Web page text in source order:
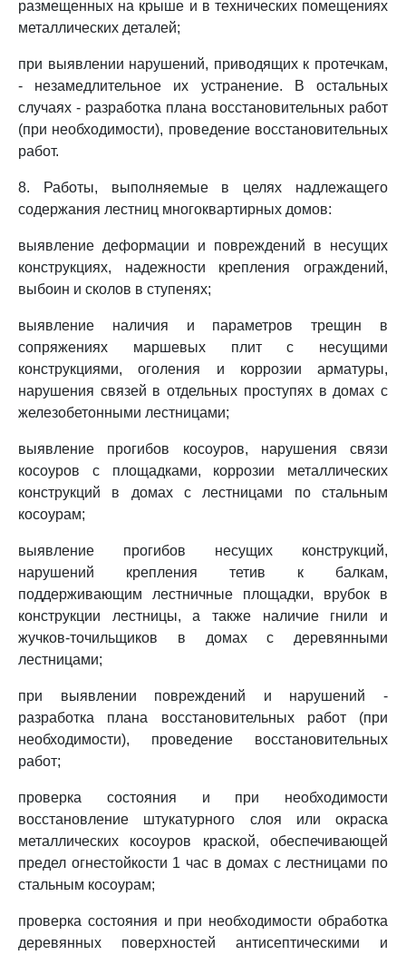
размещенных на крыше и в технических помещениях
металлических деталей;
при выявлении нарушений, приводящих к протечкам,
- незамедлительное их устранение. В остальных
случаях - разработка плана восстановительных работ
(при необходимости), проведение восстановительных
работ.
8. Работы, выполняемые в целях надлежащего
содержания лестниц многоквартирных домов:
выявление деформации и повреждений в несущих
конструкциях, надежности крепления ограждений,
выбоин и сколов в ступенях;
выявление наличия и параметров трещин в
сопряжениях маршевых плит с несущими
конструкциями, оголения и коррозии арматуры,
нарушения связей в отдельных проступях в домах с
железобетонными лестницами;
выявление прогибов косоуров, нарушения связи
косоуров с площадками, коррозии металлических
конструкций в домах с лестницами по стальным
косоурам;
выявление прогибов несущих конструкций,
нарушений крепления тетив к балкам,
поддерживающим лестничные площадки, врубок в
конструкции лестницы, а также наличие гнили и
жучков-точильщиков в домах с деревянными
лестницами;
при выявлении повреждений и нарушений -
разработка плана восстановительных работ (при
необходимости), проведение восстановительных
работ;
проверка состояния и при необходимости
восстановление штукатурного слоя или окраска
металлических косоуров краской, обеспечивающей
предел огнестойкости 1 час в домах с лестницами по
стальным косоурам;
проверка состояния и при необходимости обработка
деревянных поверхностей антисептическими и